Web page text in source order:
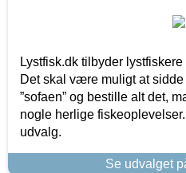
Lystfisk.dk tilbyder
Det skal være muligt at
”sofaen” og bestille alt det,
nogle herlige
udvalg.
Se udvalget